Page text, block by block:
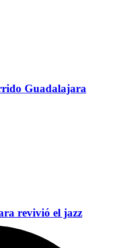
Guadalajara
revivió el jazz